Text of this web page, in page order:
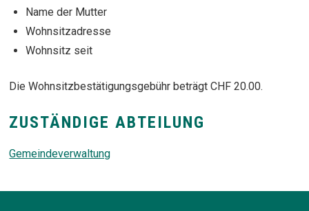
Name der Mutter
Wohnsitzadresse
Wohnsitz seit
Die Wohnsitzbestätigungsgebühr beträgt CHF 20.00.
ZUSTÄNDIGE ABTEILUNG
Gemeindeverwaltung